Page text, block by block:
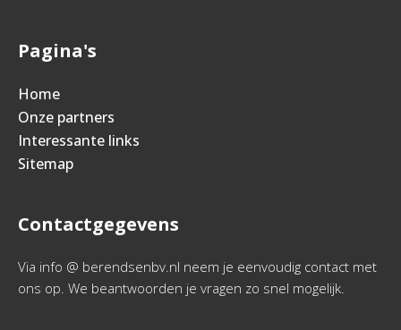
Pagina's
Home
Onze partners
Interessante links
Sitemap
Contactgegevens
Via info @ berendsenbv.nl neem je eenvoudig contact met
ons op. We beantwoorden je vragen zo snel mogelijk.